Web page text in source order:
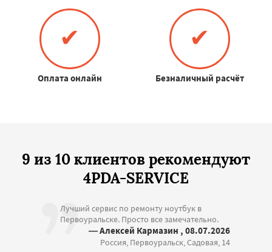
✔
Оплата онлайн
✔
Безналичный расчёт
9 из 10 клиентов рекомендуют
4PDA-SERVICE
Лучший сервис по ремонту ноутбук в
Первоуральске. Просто все замечательно.
— Алексей Кармазин , 08.07.2026
Россия, Первоуральск, Садовая, 14